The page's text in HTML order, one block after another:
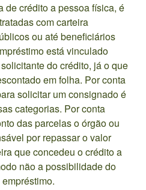
de crédito a pessoa física, é
com carteira
ou até beneficiários
está vinculado
do crédito, já o que
em folha. Por conta
solicitar um consignado é
categorias. Por conta
das parcelas o órgão ou
por repassar o valor
que concedeu o crédito a
não a possibilidade do